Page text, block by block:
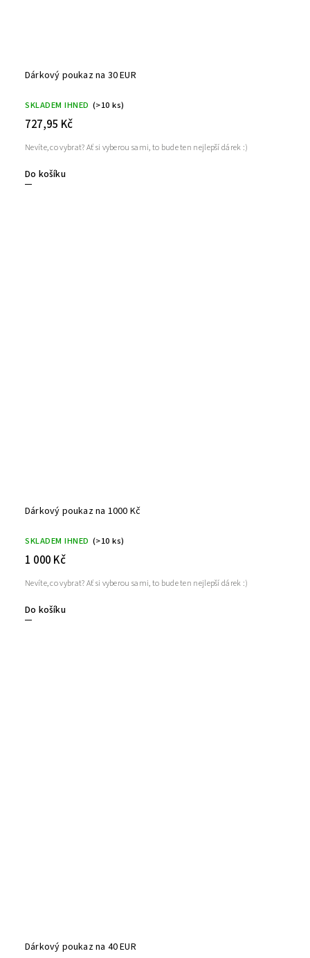
Dárkový poukaz na 30 EUR
SKLADEM IHNED (>10 ks)
727,95 Kč
Do košíku
Nevíte, co vybrat? Ať si vyberou sami, to bude ten nejlepší dárek :)
Dárkový poukaz na 1000 Kč
SKLADEM IHNED (>10 ks)
1 000 Kč
Do košíku
Nevíte, co vybrat? Ať si vyberou sami, to bude ten nejlepší dárek :)
Dárkový poukaz na 40 EUR